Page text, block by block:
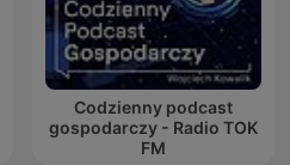
Codzienny podcast
gospodarczy - Radio TOK
FM